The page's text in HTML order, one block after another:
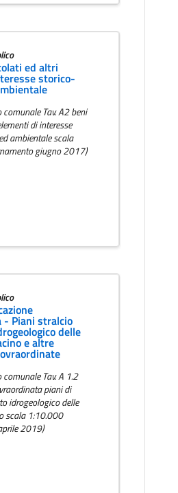
ed altri
storico-
Tav. A2 beni
di interesse
ambientale scala
giugno 2017)
- Piani stralcio
delle
e altre
Tav. A 1.2
piani di
idrogeologico delle
scala 1:10.000
2019)